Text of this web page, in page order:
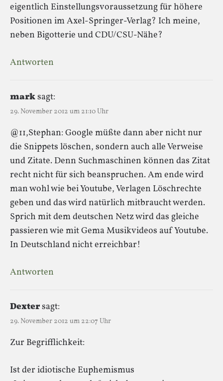
eigentlich Einstellungsvoraussetzung für höhere
Positionen im Axel-Springer-Verlag? Ich meine,
neben Bigotterie und CDU/CSU-Nähe?
Antworten
marksagt:
29. November 2012 um 21:10 Uhr
@11,Stephan: Google müßte dann aber nicht nur
die Snippets löschen, sondern auch alle Verweise
und Zitate. Denn Suchmaschinen können das Zitat
recht nicht für sich beanspruchen. Am ende wird
man wohl wie bei Youtube, Verlagen Löschrechte
geben und das wird natürlich mitbraucht werden.
Sprich mit dem deutschen Netz wird das gleiche
passieren wie mit Gema Musikvideos auf Youtube.
In Deutschland nicht erreichbar!
Antworten
Dextersagt:
29. November 2012 um 22:07 Uhr
Zur Begrifflichkeit:
Ist der idiotische Euphemismus